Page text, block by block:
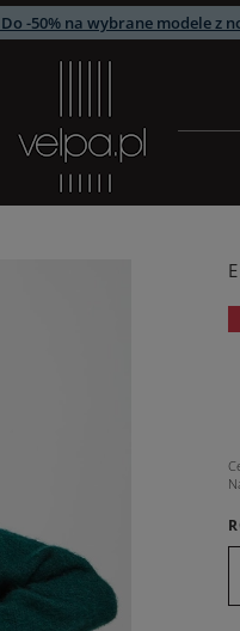
Do -50% na wybrane modele z